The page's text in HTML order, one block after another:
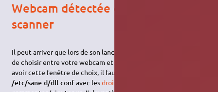
Webcam détectée en plus du
scanner
Il peut arriver que lors de son lancement, Xsane vous propose
de choisir entre votre webcam et votre scanner. Pour ne plus
avoir cette fenêtre de choix, il faut
/etc/sane.d/dll.confavec lesdroits d'administration